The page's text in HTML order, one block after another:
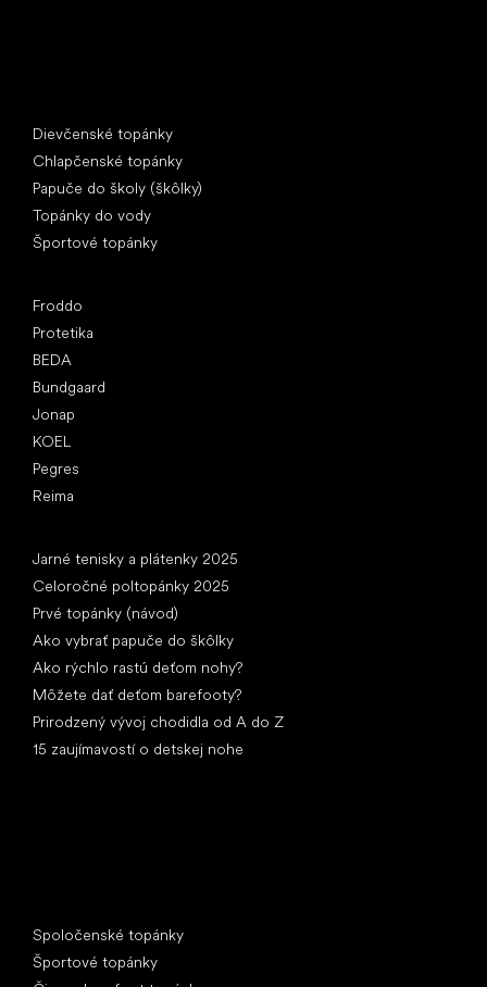
Dievčenské topánky
Chlapčenské topánky
Papuče do školy (škôlky)
Topánky do vody
Športové topánky
Froddo
Protetika
BEDA
Bundgaard
Jonap
KOEL
Pegres
Reima
Jarné tenisky a plátenky 2025
Celoročné poltopánky 2025
Prvé topánky (návod)
Ako vybrať papuče do škôlky
Ako rýchlo rastú deťom nohy?
Môžete dať deťom barefooty?
Prirodzený vývoj chodidla od A do Z
15 zaujímavostí o detskej nohe
Spoločenské topánky
Športové topánky